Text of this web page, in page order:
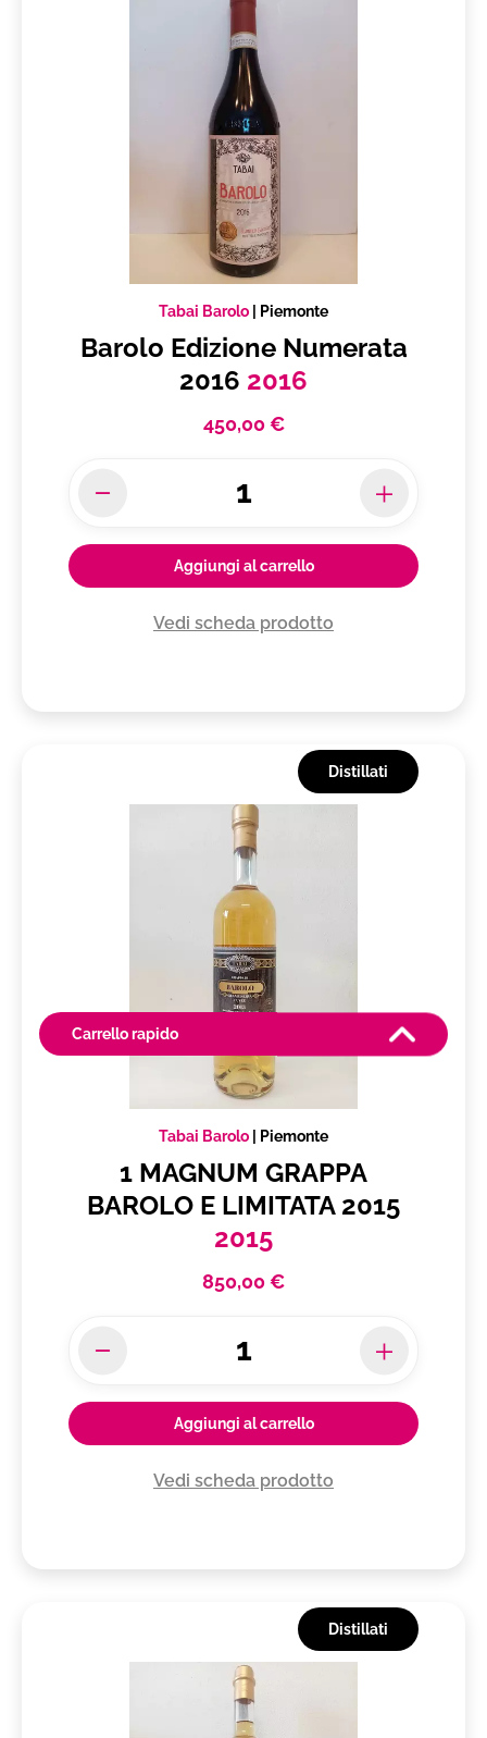
Tabai Barolo Piemonte
Barolo Edizione Numerata
2016 2016
450,00 €
Aggiungi al carrello
Vedi scheda prodotto
Distillati
Tabai Barolo Piemonte
1 MAGNUM GRAPPA
BAROLO E LIMITATA 2015
2015
850,00 €
Aggiungi al carrello
Vedi scheda prodotto
Distillati
Carrello rapido
Vuoi ricevere i tuoi prodotti in
Subtotale0,00 €
Totale 0.00€